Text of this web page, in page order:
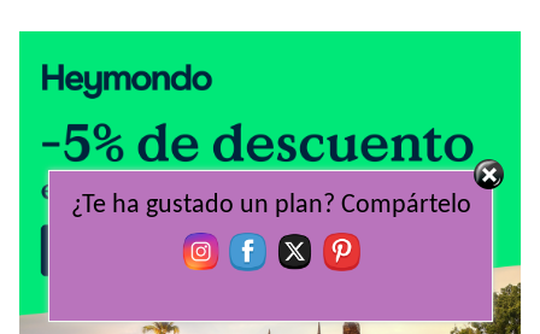
¿Te ha gustado un plan? Compártelo